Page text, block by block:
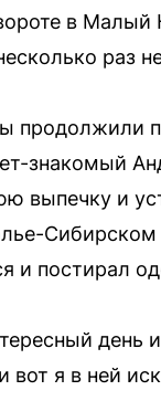
в
раз
продолжили
знакомый
выпечку и
Сибирском
и постирал
день
вот я в ней